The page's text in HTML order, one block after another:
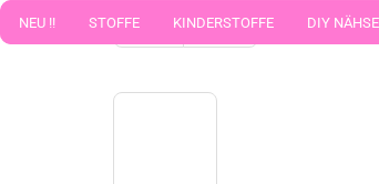
NEU !! STOFFE KINDERSTOFFE DIY
weiter » Letzter » 14 Artikel in